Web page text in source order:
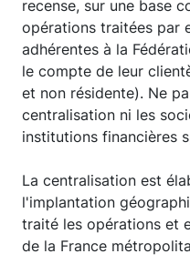
recense, sur une base
opérations traitées par
adhérentes à la
le compte de leur
et non résidente). Ne
centralisation ni les
institutions financières
La centralisation est
l'implantation
traité les opérations et
de la France